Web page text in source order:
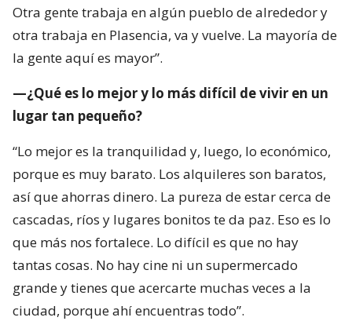
Otra gente trabaja en algún pueblo de alrededor y
otra trabaja en Plasencia, va y vuelve. La mayoría de
la gente aquí es mayor”.
—¿Qué es lo mejor y lo más difícil de vivir en un
lugar tan pequeño?
“Lo mejor es la tranquilidad y, luego, lo económico,
porque es muy barato. Los alquileres son baratos,
así que ahorras dinero. La pureza de estar cerca de
cascadas, ríos y lugares bonitos te da paz. Eso es lo
que más nos fortalece. Lo difícil es que no hay
tantas cosas. No hay cine ni un supermercado
grande y tienes que acercarte muchas veces a la
ciudad, porque ahí encuentras todo”.